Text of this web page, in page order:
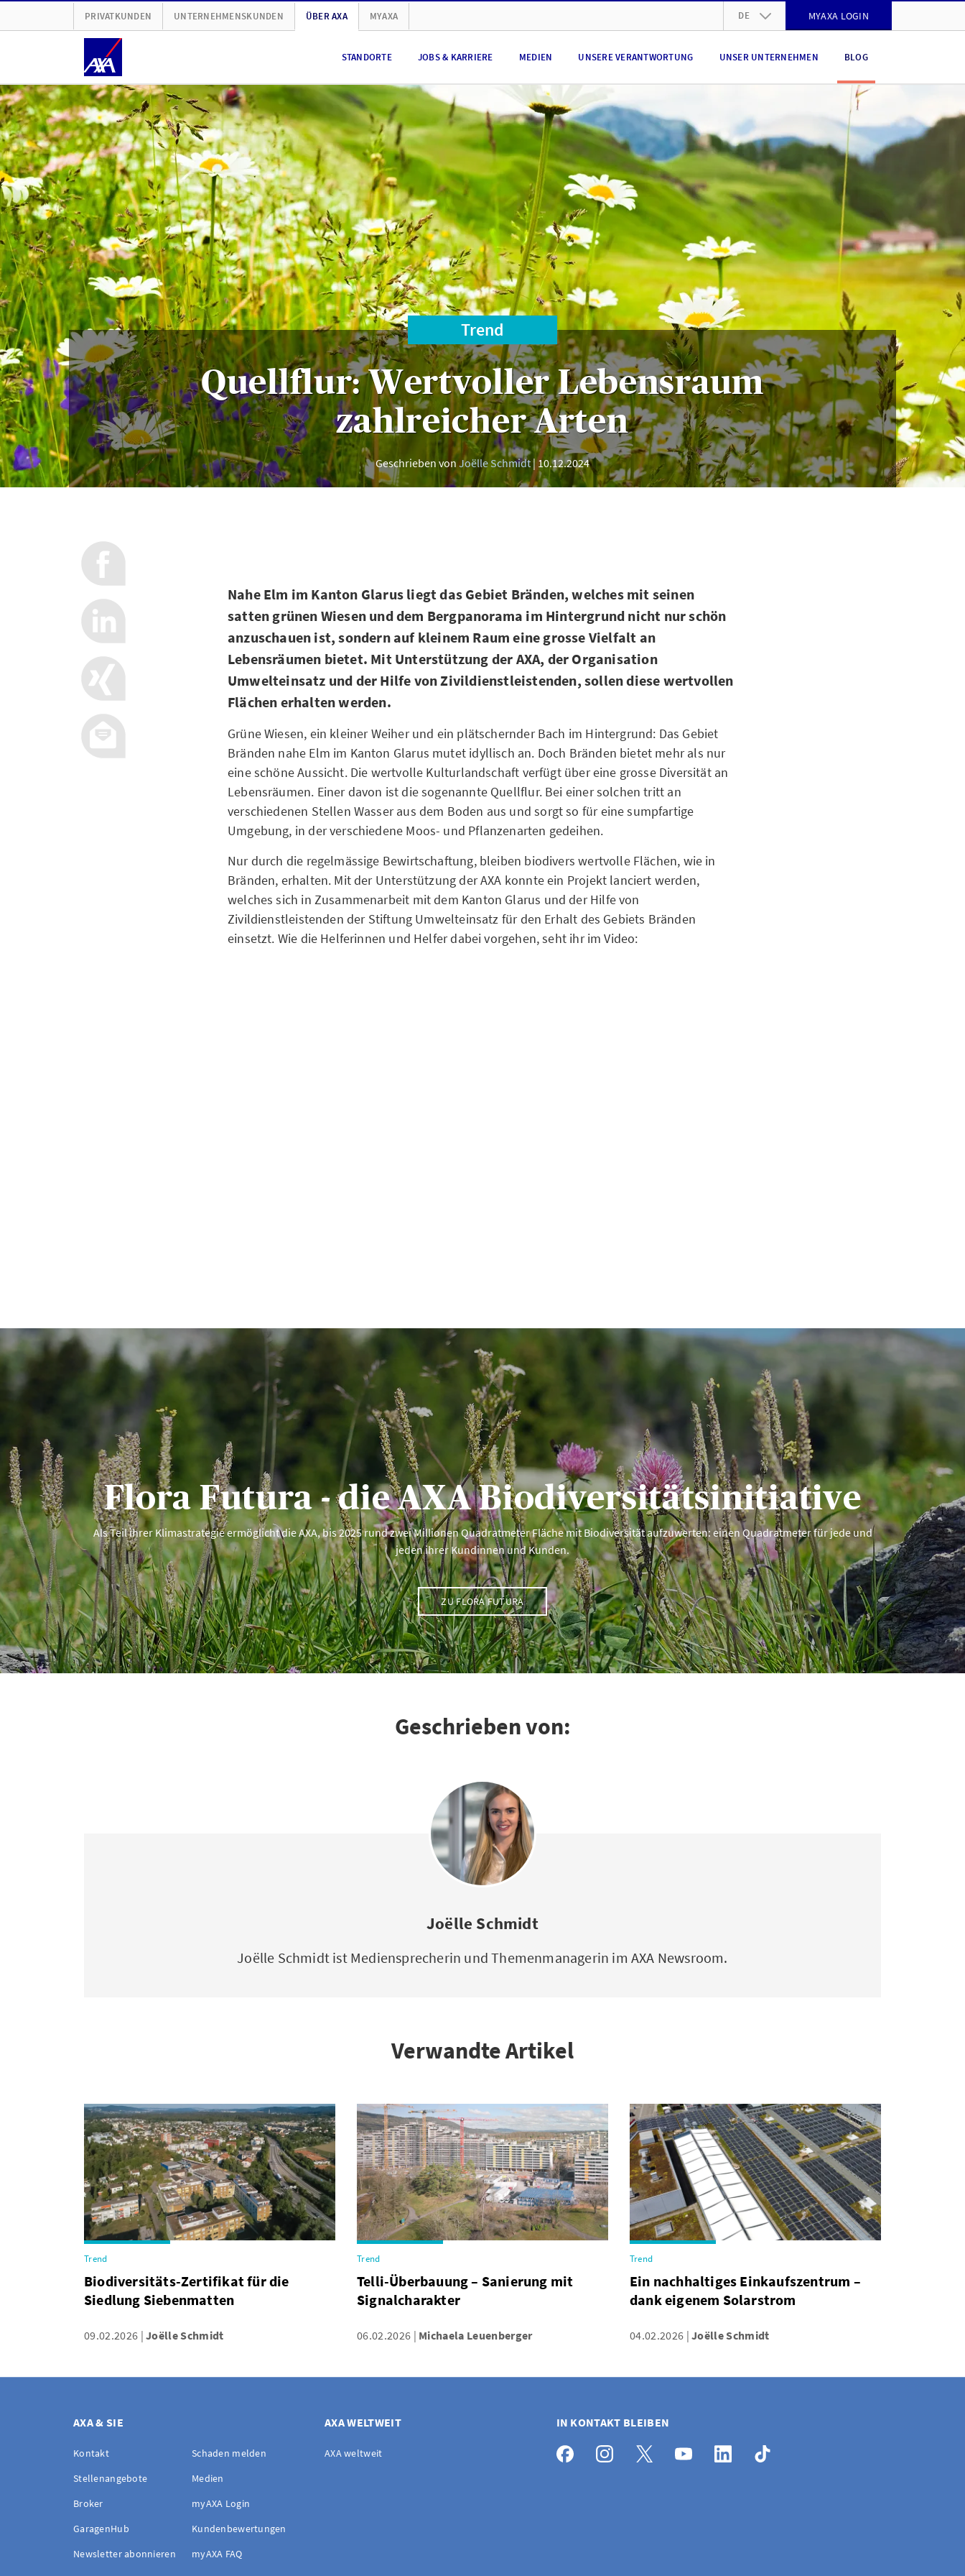
PRIVATKUNDEN UNTERNEHMENSKUNDEN ÜBER AXA MYAXA DE
EN
MYAXA LOGIN
STANDORTE JOBS & KARRIERE MEDIEN UNSERE VERANTWORTUNG UNSER UNTERNEHMEN BLOG
Trend
Quellflur: Wertvoller Lebensraum
zahlreicher Arten
Geschrieben vonJoëlle Schmidt 10.12.2024
Nahe Elm im Kanton Glarus liegt das Gebiet Bränden, welches mit seinen
satten grünen Wiesen und dem Bergpanorama im Hintergrund nicht nur schön
anzuschauen ist, sondern auf kleinem Raum eine grosse Vielfalt an
Lebensräumen bietet. Mit Unterstützung der AXA, der Organisation
Umwelteinsatz und der Hilfe von Zivildienstleistenden, sollen diese wertvollen
Flächen erhalten werden.
Grüne Wiesen, ein kleiner Weiher und ein plätschernder Bach im Hintergrund: Das Gebiet
Bränden nahe Elm im Kanton Glarus mutet idyllisch an. Doch Bränden bietet mehr als nur
eine schöne Aussicht. Die wertvolle Kulturlandschaft verfügt über eine grosse Diversität an
Lebensräumen. Einer davon ist die sogenannte Quellflur. Bei einer solchen tritt an
verschiedenen Stellen Wasser aus dem Boden aus und sorgt so für eine sumpfartige
Umgebung, in der verschiedene Moos- und Pflanzenarten gedeihen.
Nur durch die regelmässige Bewirtschaftung, bleiben biodivers wertvolle Flächen, wie in
Bränden, erhalten. Mit der Unterstützung der AXA konnte ein Projekt lanciert werden,
welches sich in Zusammenarbeit mit dem Kanton Glarus und der Hilfe von
Zivildienstleistenden der Stiftung Umwelteinsatz für den Erhalt des Gebiets Bränden
einsetzt. Wie die Helferinnen und Helfer dabei vorgehen, seht ihr im Video:
Flora Futura - die AXA Biodiversitätsinitiative
Als Teil ihrer Klimastrategie ermöglicht die AXA, bis 2025 rund zwei Millionen Quadratmeter Fläche mit Biodiversität aufzuwerten: einen Quadratmeter für jede und
jeden ihrer Kundinnen und Kunden.
ZU FLORA FUTURA
Geschrieben von:
Joëlle Schmidt
Joëlle Schmidt ist Mediensprecherin und Themenmanagerin im AXA Newsroom.
Verwandte Artikel
Trend
Biodiversitäts-Zertifikat für die
Siedlung Siebenmatten
09.02.2026 Joëlle Schmidt
Trend
Telli-Überbauung – Sanierung mit
Signalcharakter
06.02.2026 Michaela Leuenberger
Trend
Ein nachhaltiges Einkaufszentrum –
dank eigenem Solarstrom
04.02.2026 Joëlle Schmidt
AXA & SIE
Kontakt
Schaden melden
Stellenangebote
Medien
Broker
myAXA Login
GaragenHub
Kundenbewertungen
Newsletter abonnieren
myAXA FAQ
AXA WELTWEIT
AXA weltweit
IN KONTAKT BLEIBEN